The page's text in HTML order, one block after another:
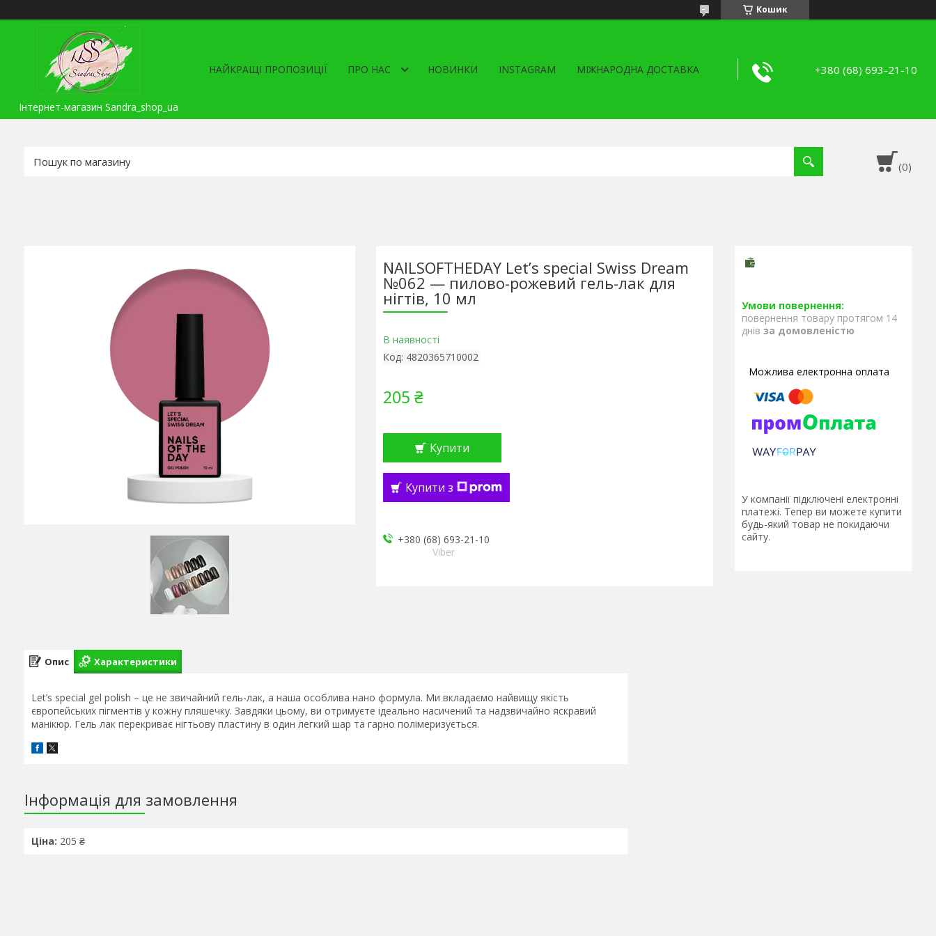
Кошик
Інтернет-магазин Sandra_shop_ua
НАЙКРАЩІ ПРОПОЗИЦІЇ ПРО НАС НОВИНКИ INSTAGRAM МІЖНАРОДНА ДОСТАВКА +380 (68) 693-21-10
NAILSOFTHEDAY Let’s special Swiss Dream
№062 — пилово-рожевий гель-лак для
нігтів, 10 мл
В наявності
Код: 4820365710002
205 ₴
Купити
Купити з
+380 (68) 693-21-10
Viber
повернення товару протягом 14
днів за домовленістю
У компанії підключені електронні
платежі. Тепер ви можете купити
будь-який товар не покидаючи
сайту.
Опис Характеристики
Let’s special gel polish – це не звичайний гель-лак, а наша особлива нано формула. Ми вкладаємо найвищу якість
європейських пігментів у кожну пляшечку. Завдяки цьому, ви отримуєте ідеально насичений та надзвичайно яскравий
манікюр. Гель лак перекриває нігтьову пластину в один легкий шар та гарно полімеризується.
Інформація для замовлення
Ціна: 205 ₴